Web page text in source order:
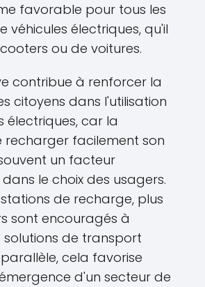
favorable pour tous les
véhicules électriques, qu'il
ou de voitures.
contribue à renforcer la
citoyens dans l'utilisation
électriques, car la
recharger facilement son
un facteur
le choix des usagers.
de recharge, plus
sont encouragés à
de transport
cela favorise
d'un secteur de